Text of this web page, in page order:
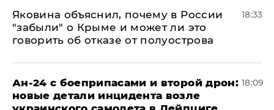
Яковина объяснил, почему в России
"забыли" о Крыме и может ли это
говорить об отказе от полуострова
18:33
Ан-24 с боеприпасами и второй дрон:
новые детали инцидента возле
18:09